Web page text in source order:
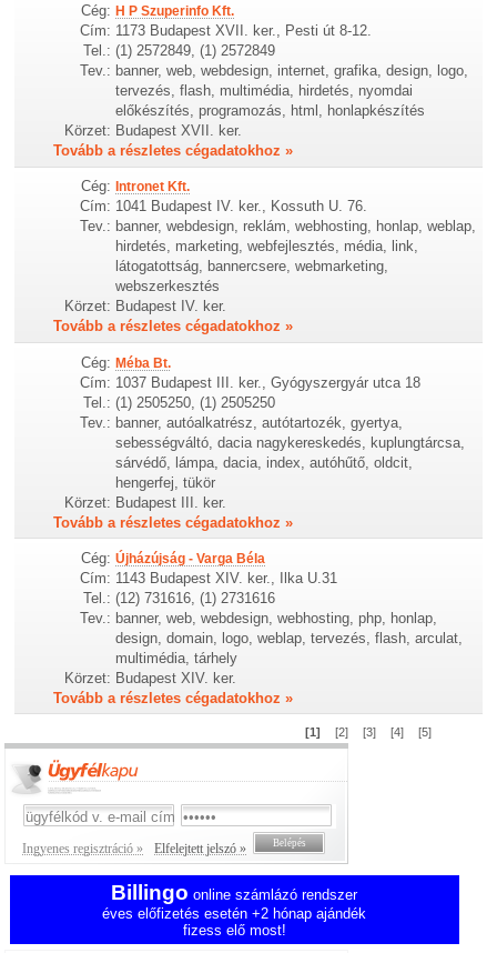
Cég: H P Szuperinfo Kft.
Cím: 1173 Budapest XVII. ker., Pesti út 8-12.
Tel.: (1) 2572849, (1) 2572849
Tev.: banner, web, webdesign, internet, grafika, design, logo,
tervezés, flash, multimédia, hirdetés, nyomdai
előkészítés, programozás, html, honlapkészítés
Körzet: Budapest XVII. ker.
Tovább a részletes cégadatokhoz »
Cég: Intronet Kft.
Cím: 1041 Budapest IV. ker., Kossuth U. 76.
Tev.: banner, webdesign, reklám, webhosting, honlap, weblap,
hirdetés, marketing, webfejlesztés, média, link,
látogatottság, bannercsere, webmarketing,
webszerkesztés
Körzet: Budapest IV. ker.
Tovább a részletes cégadatokhoz »
Cég: Méba Bt.
Cím: 1037 Budapest III. ker., Gyógyszergyár utca 18
Tel.: (1) 2505250, (1) 2505250
Tev.: banner, autóalkatrész, autótartozék, gyertya,
sebességváltó, dacia nagykereskedés, kuplungtárcsa,
sárvédő, lámpa, dacia, index, autóhűtő, oldcit,
hengerfej, tükör
Körzet: Budapest III. ker.
Tovább a részletes cégadatokhoz »
Cég: Újházújság - Varga Béla
Cím: 1143 Budapest XIV. ker., Ilka U.31
Tel.: (12) 731616, (1) 2731616
Tev.: banner, web, webdesign, webhosting, php, honlap,
design, domain, logo, weblap, tervezés, flash, arculat,
multimédia, tárhely
Körzet: Budapest XIV. ker.
Tovább a részletes cégadatokhoz »
[1] [2] [3] [4] [5]
Ingyenes regisztráció » Elfelejtett jelszó »
Billingo online számlázó rendszer
éves előfizetés esetén +2 hónap ajándék
fizess elő most!